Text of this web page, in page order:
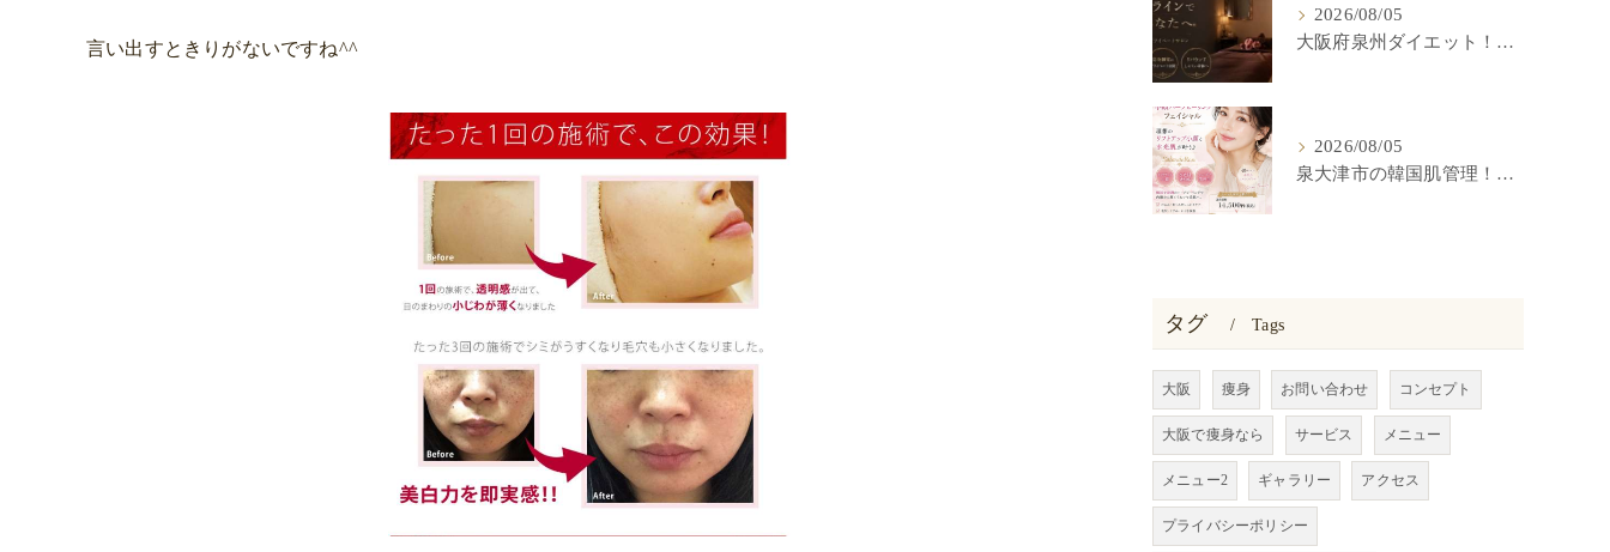
言い出すときりがないですね^^
2026/08/05
大阪府泉州ダイエット！セルライトを無くす方法
2026/08/05
泉大津市の韓国肌管理！小顔水光肌ハーブピーリング
タグ Tags
大阪 痩身 お問い合わせ コンセプト
大阪で痩身なら サービス メニュー
メニュー2 ギャラリー アクセス
プライバシーポリシー